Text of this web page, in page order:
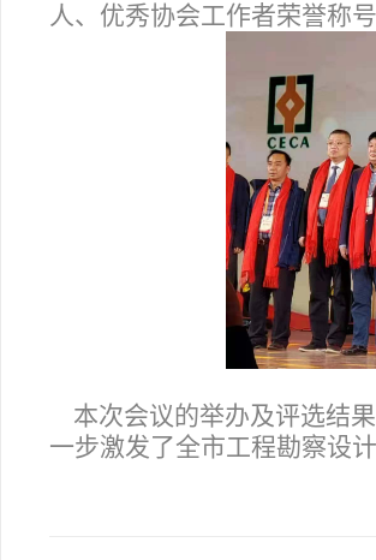
人、优秀协会工作者荣誉称号
本次会议的举办及评选结
一步激发了全市工程勘察设